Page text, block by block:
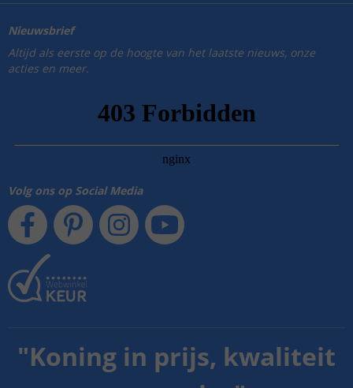
Nieuwsbrief
Altijd als eerste op de hoogte van het laatste nieuws, onze
acties en meer.
Volg ons op Social Media
"Koning in prijs, kwaliteit